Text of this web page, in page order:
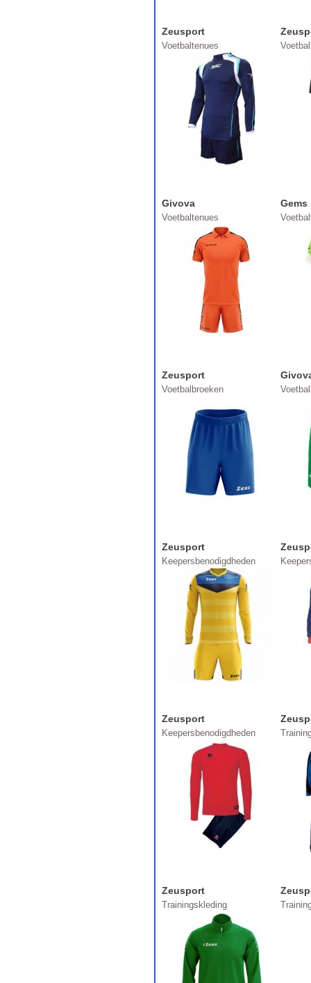
Zeusport
Voetbaltenues
Givova
Voetbaltenues
Gems
Zeusport
Voetbalbroeken
Zeusport
Keepersbenodigdheden
Zeusport
Keepersbenodigdheden
Zeusport
Trainingskleding